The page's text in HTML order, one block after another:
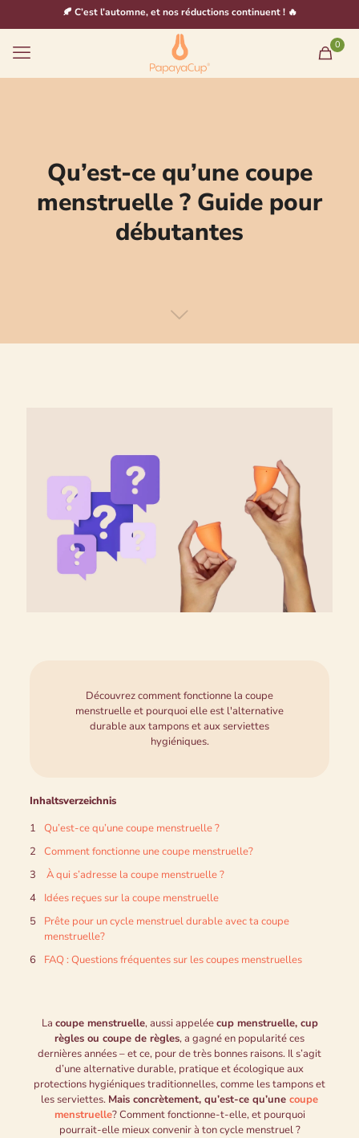
🍂 C’est l’automne, et nos réductions continuent ! 🔥
0
Qu’est-ce qu’une coupe
menstruelle ? Guide pour
débutantes
Découvrez comment fonctionne la coupe
menstruelle et pourquoi elle est l'alternative
durable aux tampons et aux serviettes
hygiéniques.
Inhaltsverzeichnis
Qu’est-ce qu’une coupe menstruelle ?
Comment fonctionne une coupe menstruelle?
À qui s’adresse la coupe menstruelle ?
Idées reçues sur la coupe menstruelle
Prête pour un cycle menstruel durable avec ta coupe
menstruelle?
FAQ : Questions fréquentes sur les coupes menstruelles
La coupe menstruelle, aussi appeléecup menstruelle, cup
règles ou coupe de règles, a gagné en popularité ces
dernières années – et ce, pour de très bonnes raisons. Il s’agit
d’une alternative durable, pratique et écologique aux
protections hygiéniques traditionnelles, comme les tampons et
les serviettes. Mais concrètement, qu’est-ce qu’une coupe
menstruelle? Comment fonctionne-t-elle, et pourquoi
pourrait-elle mieux convenir à ton cycle menstruel ?